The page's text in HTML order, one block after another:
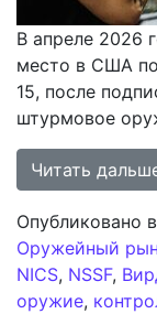
В апреле 2026
место в США
15, после
штурмовое
Читать
Опубликовано в
Оружейный
NICS, NSSF,
оружие,